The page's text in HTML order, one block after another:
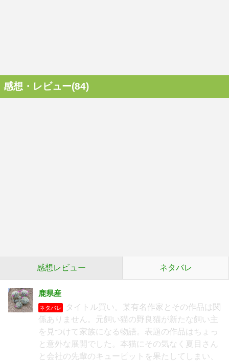
感想・レビュー(84)
感想レビュー ネタバレ
鹿県産
ネタバレ
タイトル買い。某有名作家とその作品は関
係ありません。元飼い猫の野良猫が新たな飼い主
を見つけて家族になる物語。表題の作品はちょっ
と意外な展開でした。本猫にその気なく夏目さん
と会社の先輩のキューピットを果たしてしまい、